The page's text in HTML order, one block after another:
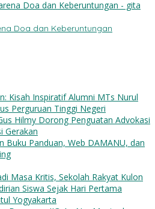
Doa dan Keberuntungan
Kisah Inspiratif Alumni MTs Nurul
Perguruan Tinggi Negeri
Hilmy Dorong Penguatan Advokasi
Gerakan
Buku Panduan, Web DAMANU, dan
Masa Kritis, Sekolah Rakyat Kulon
Siswa Sejak Hari Pertama
Yogyakarta